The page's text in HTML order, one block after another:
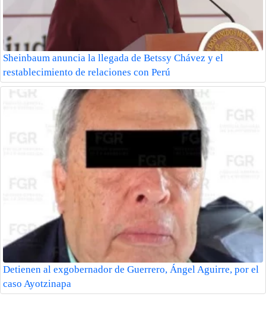
Sheinbaum anuncia la llegada de Betssy Chávez y el
restablecimiento de relaciones con Perú
Detienen al exgobernador de Guerrero, Ángel Aguirre, por el
caso Ayotzinapa